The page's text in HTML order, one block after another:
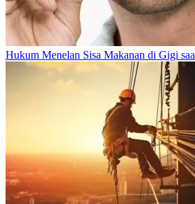
Hukum Menelan Sisa Makanan di Gigi